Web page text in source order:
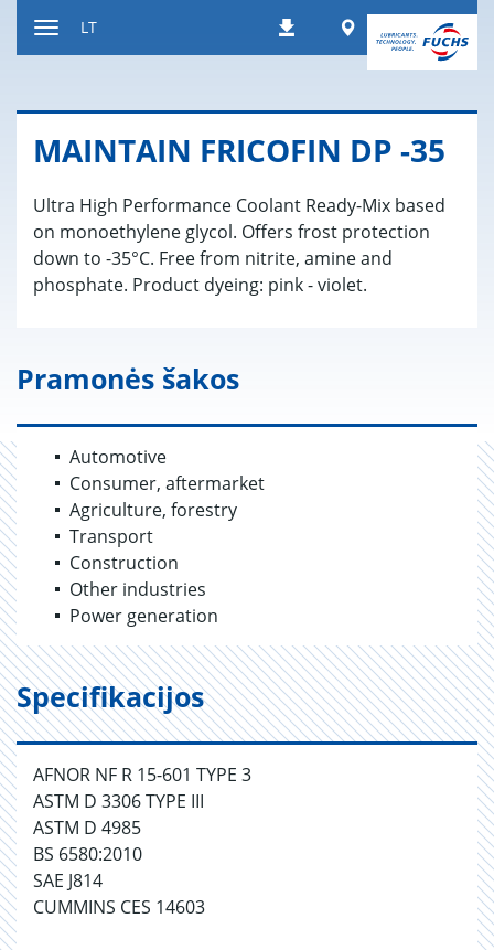
AtsisiuntimaiWorldwide
LT
MAIN­TAIN FRI­CO­FIN DP -35
Ultra High Performance Coolant Ready-Mix based
on monoethylene glycol. Offers frost protection
down to -35°C. Free from nitrite, amine and
phosphate. Product dyeing: pink - violet.
Pramonės šakos
Automotive
Consumer, aftermarket
Agriculture, forestry
Transport
Construction
Other industries
Power generation
Specifikacijos
AFNOR NF R 15-601 TYPE 3
ASTM D 3306 TYPE III
ASTM D 4985
BS 6580:2010
SAE J814
CUMMINS CES 14603